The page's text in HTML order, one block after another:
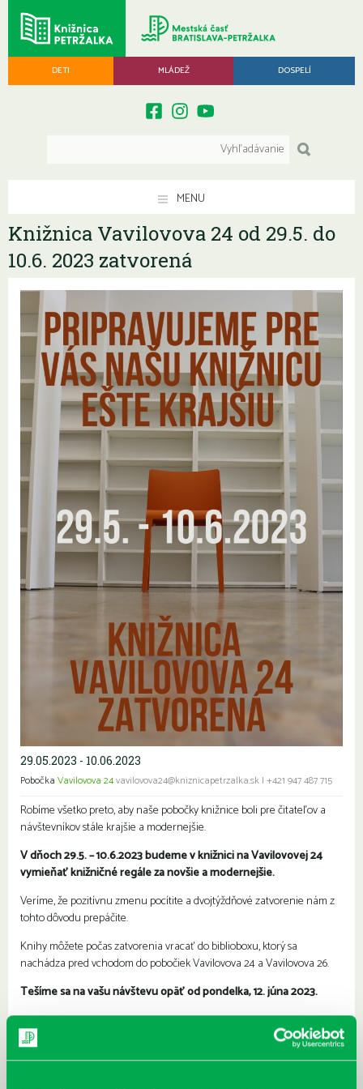
DETI MLÁDEŽ DOSPELÍ
MENU
Knižnica Vavilovova 24 od 29.5. do
10.6. 2023 zatvorená
29.05.2023 - 10.06.2023
Pobočka Vavilovova 24vavilovova24@kniznicapetrzalka.sk | +421 947 487 715
Robíme všetko preto, aby naše pobočky knižnice boli pre čitateľov a
návštevníkov stále krajšie a modernejšie.
V dňoch 29.5. – 10.6.2023 budeme v knižnici na Vavilovovej 24
vymieňať knižničné regále za novšie a modernejšie.
Veríme, že pozitívnu zmenu pocítite a dvojtýždňové zatvorenie nám z
tohto dôvodu prepáčite.
Knihy môžete počas zatvorenia vracať do biblioboxu, ktorý sa
nachádza pred vchodom do pobočiek Vavilovova 24 a Vavilovova 26.
Tešíme sa na vašu návštevu opäť od pondelka, 12. júna 2023.
Ďakujeme za pochopenie.